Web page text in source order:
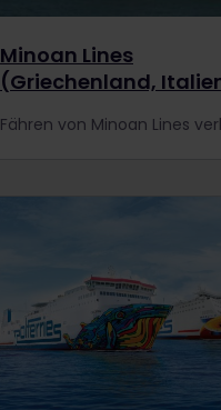
Minoan Lines
(Griechenland,